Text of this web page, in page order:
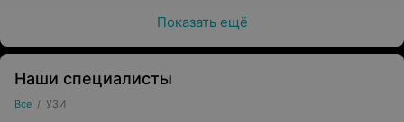
Подходит для детей и взрослых, независимо от
возраста.
Подготовка зависит от типа исследования:
некоторые УЗИ проводятся натощак, другие — после
приема жидкости (например, почки).
Показать ещё
Наши специалисты
Все / УЗИ